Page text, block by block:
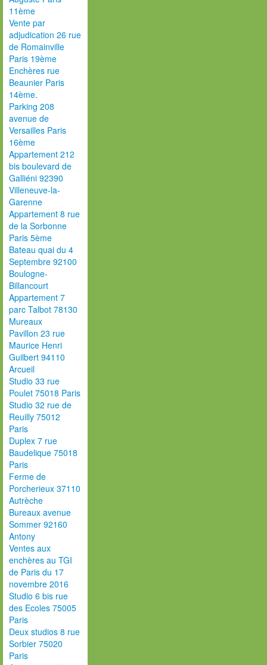
11ème
Vente par
adjudication 26 rue
de Romainville
Paris 19ème
Enchères rue
Beaunier Paris
14ème.
Parking 208
avenue de
Versailles Paris
16ème
Appartement 212
bis boulevard de
Galliéni 92390
Villeneuve-la-
Garenne
Appartement 8 rue
de la Sorbonne
Paris 5ème
Bateau quai du 4
Septembre 92100
Boulogne-
Billancourt
Appartement 7
parc Talbot 78130
Mureaux
Pavillon 23 rue
Maurice Henri
Guilbert 94110
Arcueil
Studio 33 rue
Poulet 75018 Paris
Studio 32 rue de
Reuilly 75012
Paris
Duplex 7 rue
Baudelique 75018
Paris
Ferme de
Porcherieux 37110
Autrèche
Bureaux avenue
Sommer 92160
Antony
Ventes aux
enchères au TGI
de Paris du 17
novembre 2016
Studio 6 bis rue
des Ecoles 75005
Paris
Deux studios 8 rue
Sorbier 75020
Paris